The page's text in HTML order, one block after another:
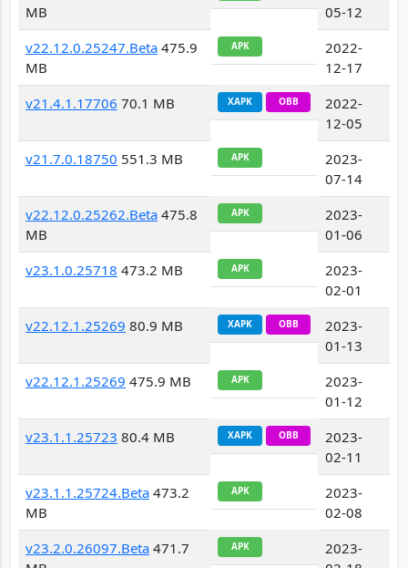
MB
05-12
v22.12.0.25247.Beta 475.9
MB
APK
2022-
12-17
v21.4.1.17706 70.1 MB XAPK OBB
2022-
12-05
v21.7.0.18750 551.3 MB APK
2023-
07-14
v22.12.0.25262.Beta 475.8
MB
APK
2023-
01-06
v23.1.0.25718 473.2 MB APK
2023-
02-01
v22.12.1.25269 80.9 MB XAPK OBB
2023-
01-13
v22.12.1.25269 475.9 MB APK
2023-
01-12
v23.1.1.25723 80.4 MB XAPK OBB
2023-
02-11
v23.1.1.25724.Beta 473.2
MB
APK
2023-
02-08
v23.2.0.26097.Beta 471.7
APK
2023-